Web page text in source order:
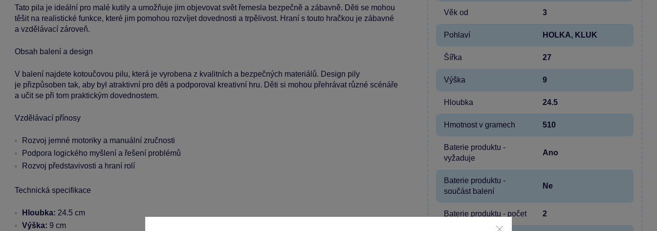
Tato pila je ideální pro malé kutily a umožňuje jim objevovat svět řemesla bezpečně a zábavně. Děti se mohou
těšit na realistické funkce, které jim pomohou rozvíjet dovednosti a trpělivost. Hraní s touto hračkou je zábavné
a vzdělávací zároveň.
Obsah balení a design
V balení najdete kotoučovou pilu, která je vyrobena z kvalitních a bezpečných materiálů. Design pily
je přizpůsoben tak, aby byl atraktivní pro děti a podporoval kreativní hru. Děti si mohou přehrávat různé scénáře
a učit se při tom praktickým dovednostem.
Vzdělávací přínosy
Rozvoj jemné motoriky a manuální zručnosti
Podpora logického myšlení a řešení problémů
Rozvoj představivosti a hraní rolí
Technická specifikace
Hloubka: 24.5 cm
Výška: 9 cm
Věk od 3
Pohlaví HOLKA, KLUK
Šířka 27
Výška 9
Hloubka 24.5
Hmotnost v gramech 510
Baterie produktu -
vyžaduje
Ano
Baterie produktu -
součást balení
Ne
Baterie produktu - počet 2